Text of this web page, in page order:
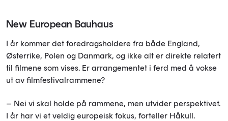
New European Bauhaus
I år kommer det foredragsholdere fra både England,
Østerrike, Polen og Danmark, og ikke alt er direkte relatert
til filmene som vises. Er arrangementet i ferd med å vokse
ut av filmfestivalrammene?
– Nei vi skal holde på rammene, men utvider perspektivet.
I år har vi et veldig europeisk fokus, forteller Håkull.